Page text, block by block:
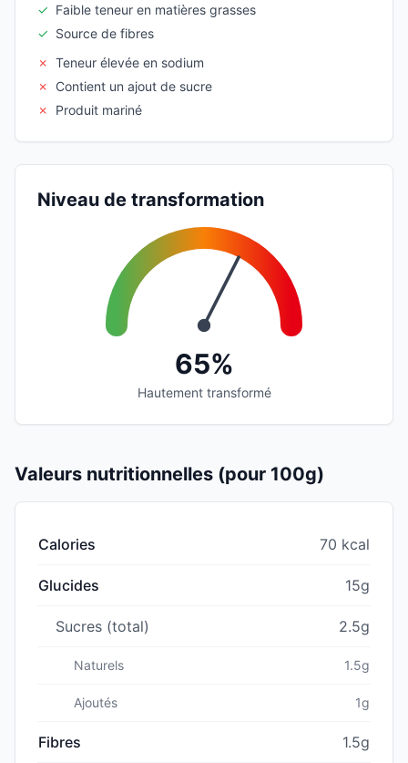
✓ Faible teneur en matières grasses
✓ Source de fibres
✗ Teneur élevée en sodium
✗
Contient un ajout de sucre
✗
Produit mariné
Niveau de transformation
65%
Hautement transformé
Valeurs nutritionnelles (pour 100g)
Calories 70 kcal
Glucides 15g
Sucres (total) 2.5g
Naturels 1.5g
Ajoutés 1g
Fibres 1.5g